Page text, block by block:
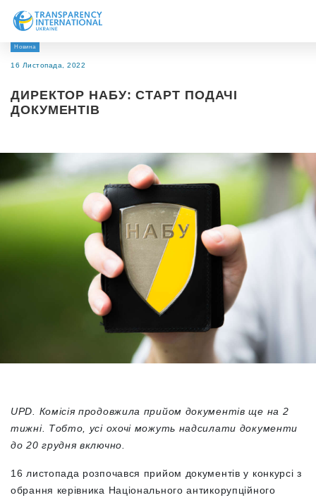
Про нас
Дослідження
Долучитися
Новина
16 Листопада, 2022
ДИРЕКТОР НАБУ: СТАРТ ПОДАЧІ
ДОКУМЕНТІВ
UPD. Комісія продовжила прийом документів ще на 2
тижні. Тобто, усі охочі можуть надсилати документи
до 20 грудня включно.
16 листопада розпочався прийом документів у конкурсі з
обрання керівника Національного антикорупційного